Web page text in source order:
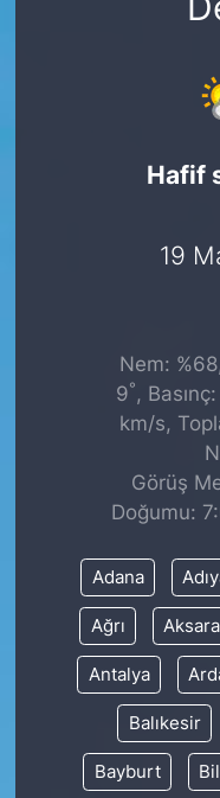
Hafif
19
Nem:
9°,
km/s,
Görüş
Doğumu:
Adana
Ağrı
Antalya
Balıkesir
Bayburt